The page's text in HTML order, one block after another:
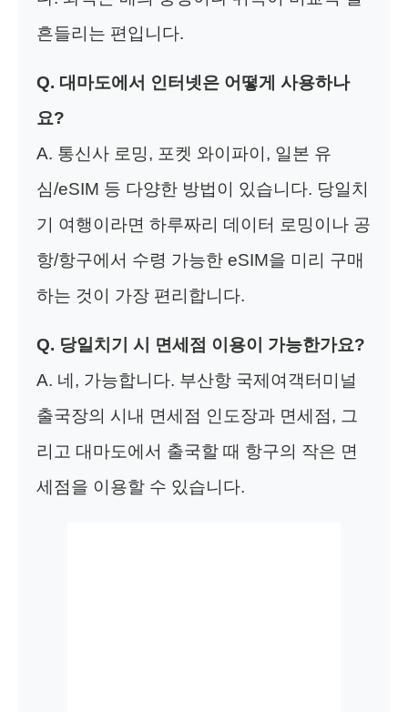
흔들리는 편입니다.
Q. 대마도에서 인터넷은 어떻게 사용하나
요?
A. 통신사 로밍, 포켓 와이파이, 일본 유
심/eSIM 등 다양한 방법이 있습니다. 당일치
기 여행이라면 하루짜리 데이터 로밍이나 공
항/항구에서 수령 가능한 eSIM을 미리 구매
하는 것이 가장 편리합니다.
Q. 당일치기 시 면세점 이용이 가능한가요?
A. 네, 가능합니다. 부산항 국제여객터미널
출국장의 시내 면세점 인도장과 면세점, 그
리고 대마도에서 출국할 때 항구의 작은 면
세점을 이용할 수 있습니다.